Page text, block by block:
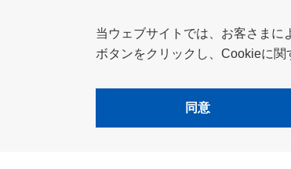
当ウェブサイトでは、お客さまに
ボタンをクリックし、Cookieに関
同意